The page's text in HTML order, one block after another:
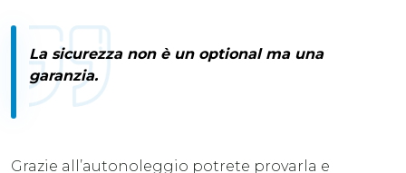
La sicurezza non è un optional ma una
garanzia.
Grazie all’autonoleggio potrete provarla e